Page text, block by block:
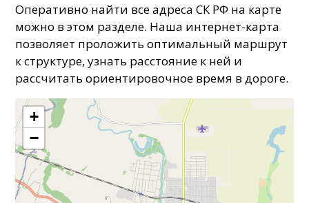
Оперативно найти все адреса СК РФ на карте
можно в этом разделе. Наша интернет-карта
позволяет проложить оптимальный маршрут
к структуре, узнать расстояние к ней и
рассчитать ориентировочное время в дороге.
+
−